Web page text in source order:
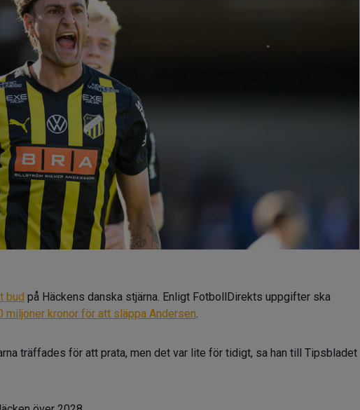
bud på Häckens danska stjärna. Enligt FotbollDirekts uppgifter ska
miljoner kronor för att släppa Andersen.
träffades för att prata, men det var lite för tidigt, sa han till Tipsbladet